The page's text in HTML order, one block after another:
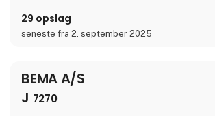
transportsystemer som XPlanar og XTS
kombineret med vores systemintegrerede
visionsystem og highperformance drive- og
29 opslag
seneste fra 2. september 2025
BEMA A/S
J 7270